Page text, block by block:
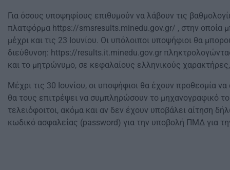
Για όσους υποψηφίους επιθυμούν να λάβουν τις
πλατφόρμα https://smsresults.minedu.gov.gr/ , στην οποία
μέχρι και τις 23 Ιουνίου. Οι υπόλοιποι υποψήφιοι θα
διεύθυνση: https://results.it.minedu.gov.gr
και το μητρώνυμο, σε κεφαλαίους ελληνικούς
Μέχρι τις 30 Ιουνίου, οι υποψήφιοι θα έχουν προθεσμία
θα τους επιτρέψει να συμπληρώσουν το μηχανογραφικό
τελειόφοιτοι, ακόμα και αν δεν έχουν υποβάλει αίτηση
κωδικό ασφαλείας (password) για την υποβολή ΠΜΔ για